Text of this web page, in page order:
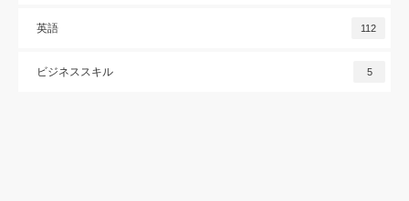
英語 112
ビジネススキル 5